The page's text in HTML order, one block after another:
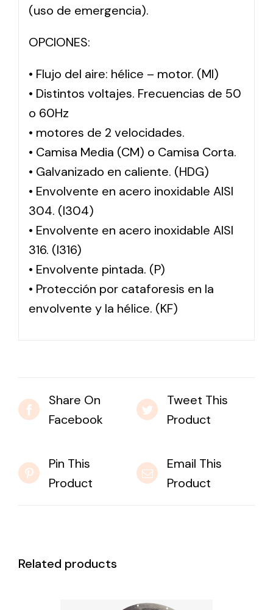
(uso de emergencia).
OPCIONES:
• Flujo del aire: hélice – motor. (MI)
• Distintos voltajes. Frecuencias de 50
o 60Hz
• motores de 2 velocidades.
• Camisa Media (CM) o Camisa Corta.
• Galvanizado en caliente. (HDG)
• Envolvente en acero inoxidable AISI
304. (I304)
• Envolvente en acero inoxidable AISI
316. (I316)
• Envolvente pintada. (P)
• Protección por cataforesis en la
envolvente y la hélice. (KF)
Share On
Facebook
Tweet This
Product
Pin This
Product
Email This
Product
Related products